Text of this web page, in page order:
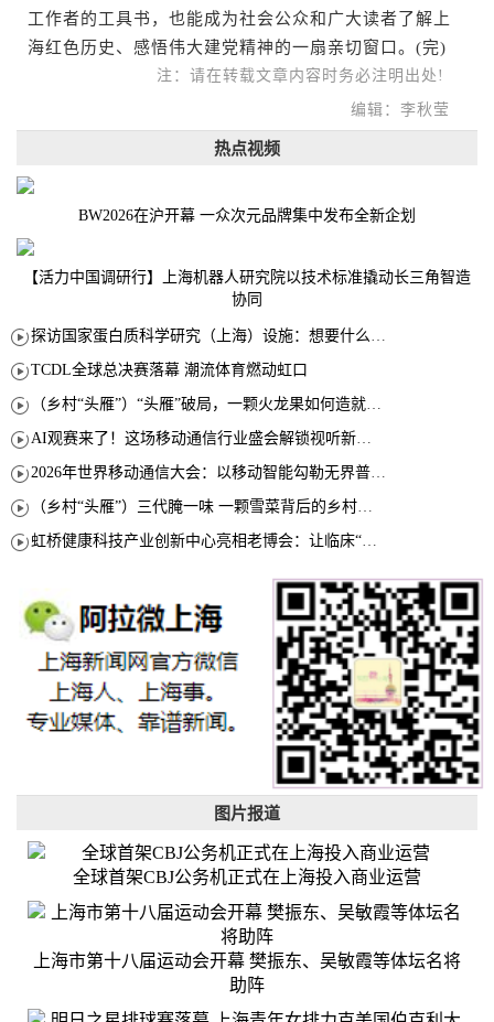
工作者的工具书，也能成为社会公众和广大读者了解上
海红色历史、感悟伟大建党精神的一扇亲切窗口。(完)
注：请在转载文章内容时务必注明出处!
编辑：李秋莹
热点视频
BW2026在沪开幕 一众次元品牌集中发布全新企划
【活力中国调研行】上海机器人研究院以技术标准撬动长三角智造
协同
TCDL全球总决赛落幕 潮流体育燃动虹口
图片报道
全球首架CBJ公务机正式在上海投入商业运营
上海市第十八届运动会开幕 樊振东、吴敏霞等体坛名将
助阵